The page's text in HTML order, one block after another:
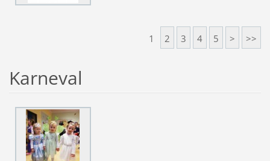
1 2 3 4 5 > >>
Karneval